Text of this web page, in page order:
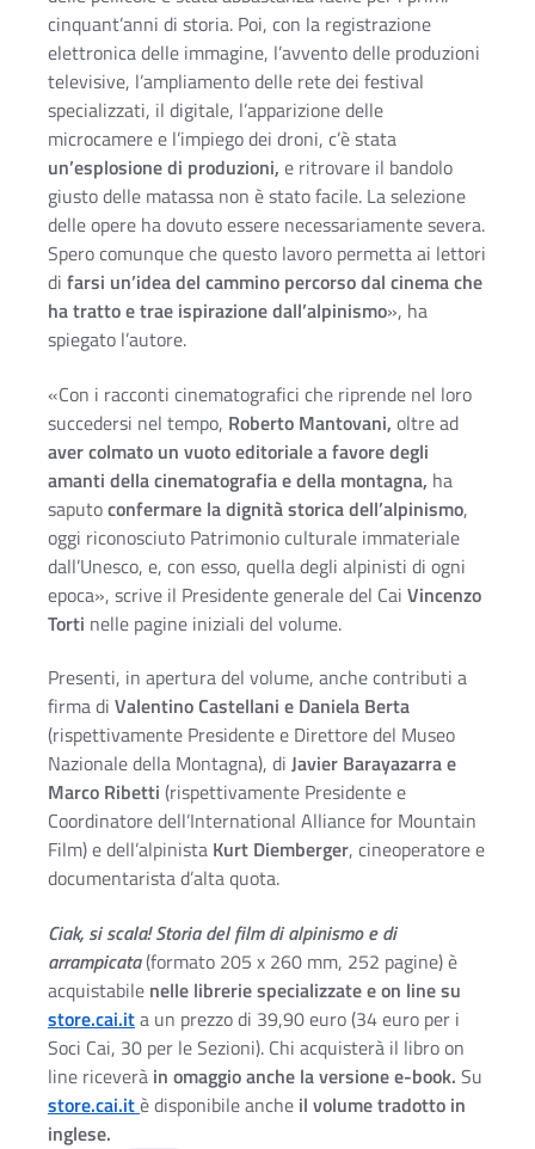
cinquant’anni di storia. Poi, con la registrazione
elettronica delle immagine, l’avvento delle produzioni
televisive, l’ampliamento delle rete dei festival
specializzati, il digitale, l’apparizione delle
microcamere e l’impiego dei droni, c’è stata
un’esplosione di produzioni, e ritrovare il bandolo
giusto delle matassa non è stato facile. La selezione
delle opere ha dovuto essere necessariamente severa.
Spero comunque che questo lavoro permetta ai lettori
di farsi un’idea del cammino percorso dal cinema che
ha tratto e trae ispirazione dall’alpinismo», ha
spiegato l’autore.
«Con i racconti cinematografici che riprende nel loro
succedersi nel tempo, Roberto Mantovani, oltre ad
aver colmato un vuoto editoriale a favore degli
amanti della cinematografia e della montagna, ha
saputoconfermare la dignità storica dell’alpinismo,
oggi riconosciuto Patrimonio culturale immateriale
dall’Unesco, e, con esso, quella degli alpinisti di ogni
epoca», scrive il Presidente generale del Cai Vincenzo
Torti nelle pagine iniziali del volume.
Presenti, in apertura del volume, anche contributi a
firma di Valentino Castellani e Daniela Berta
(rispettivamente Presidente e Direttore del Museo
Nazionale della Montagna), di Javier Barayazarra e
Marco Ribetti (rispettivamente Presidente e
Coordinatore dell’International Alliance for Mountain
Film) e dell’alpinista Kurt Diemberger, cineoperatore e
documentarista d’alta quota.
Ciak, si scala! Storia del film di alpinismo e di
arrampicata(formato 205 x 260 mm, 252 pagine) è
acquistabile nelle librerie specializzate e on line su
store.cai.ita un prezzo di 39,90 euro (34 euro per i
Soci Cai, 30 per le Sezioni). Chi acquisterà il libro on
line riceverà in omaggio anche la versione e-book. Su
store.cai.itè disponibile anche il volume tradotto in
inglese.